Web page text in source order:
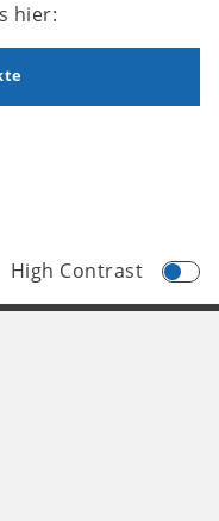
hier:
High Contrast